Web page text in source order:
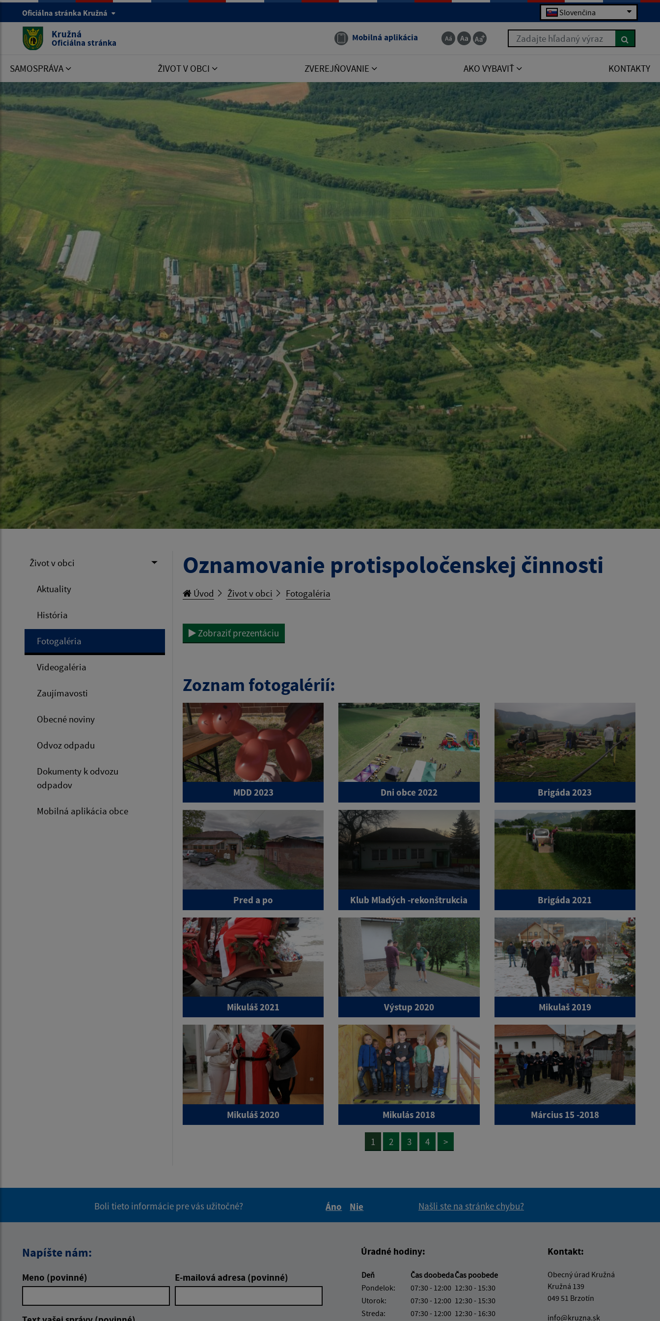
Oficiálna stránka Kružná Slovenčina
Kružná
Oficiálna stránka Mobilná aplikácia Zadajte hľadaný výraz
SAMOSPRÁVA ŽIVOT V OBCI ZVEREJŇOVANIE AKO VYBAVIŤ KONTAKTY
Život v obci
Aktuality
História
Fotogaléria
Videogaléria
Zaujímavosti
Obecné noviny
Odvoz odpadu
Dokumenty k odvozu
odpadov
Mobilná aplikácia obce
Oznamovanie protispoločenskej činnosti
Úvod Život v obci Fotogaléria
Zobraziť prezentáciu
Zoznam fotogalérií:
MDD 2023 Dni obce 2022 Brigáda 2023
Pred a po Klub Mladých -rekonštrukcia Brigáda 2021
Mikuláš 2021 Výstup 2020 Mikulaš 2019
Mikuláš 2020 Mikulás 2018 Március 15 -2018
1 2 3 4 >
Boli tieto informácie pre vás užitočné?
Áno
Nie
Našli ste na stránke chybu?
Napíšte nám:
Meno (povinné) E-mailová adresa (povinné)
Úradné hodiny:
Deň Čas doobedaČas poobede
Pondelok:
07:30 - 12:00 12:30 - 15:30
Utorok:
07:30 - 12:00 12:30 - 15:30
Streda:
07:30 - 12:00 12:30 - 16:30
Kontakt:
Obecný úrad Kružná
Kružná 139
049 51 Brzotín
info@kruzna.sk